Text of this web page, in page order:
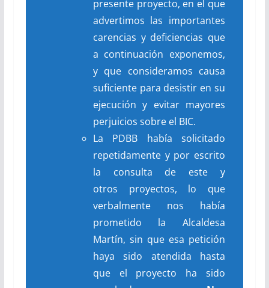
presente proyecto, en el que
advertimos las importantes
carencias y deficiencias que
a continuación exponemos,
y que consideramos causa
suficiente para desistir en su
ejecución y evitar mayores
perjuicios sobre el BIC.
La PDBB había solicitado
repetidamente y por escrito
la consulta de este y
otros proyectos, lo que
verbalmente nos había
prometido la Alcaldesa
Martín, sin que esa petición
haya sido atendida hasta
que el proyecto ha sido